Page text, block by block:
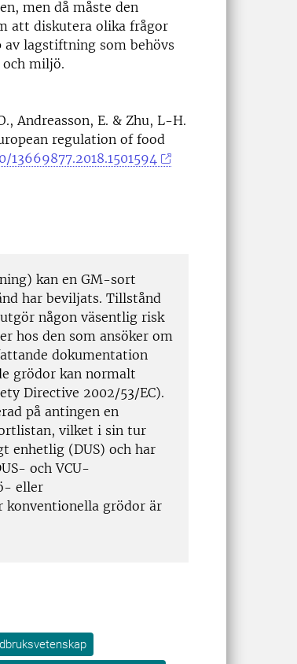
men då måste den
att diskutera olika frågor
lagstiftning som behövs
miljö.
Andreasson, E. & Zhu, L-H.
regulation of food
kan en GM-sort
har beviljats. Tillstånd
någon väsentlig risk
hos den som ansöker om
dokumentation
grödor kan normalt
Directive 2002/53/EC).
på antingen en
vilket i sin tur
enhetlig (DUS) och har
och VCU-
eller
konventionella grödor är